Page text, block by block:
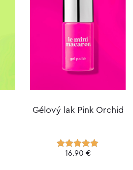
Gélový lak Pink Orchid
Hodnotenie
16.90 €